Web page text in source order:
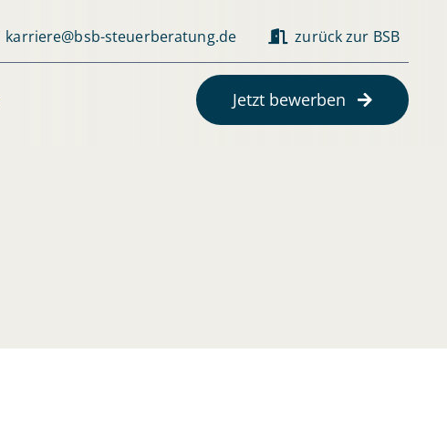
karriere@bsb-steuerberatung.de zurück zur BSB
Jetzt bewerben